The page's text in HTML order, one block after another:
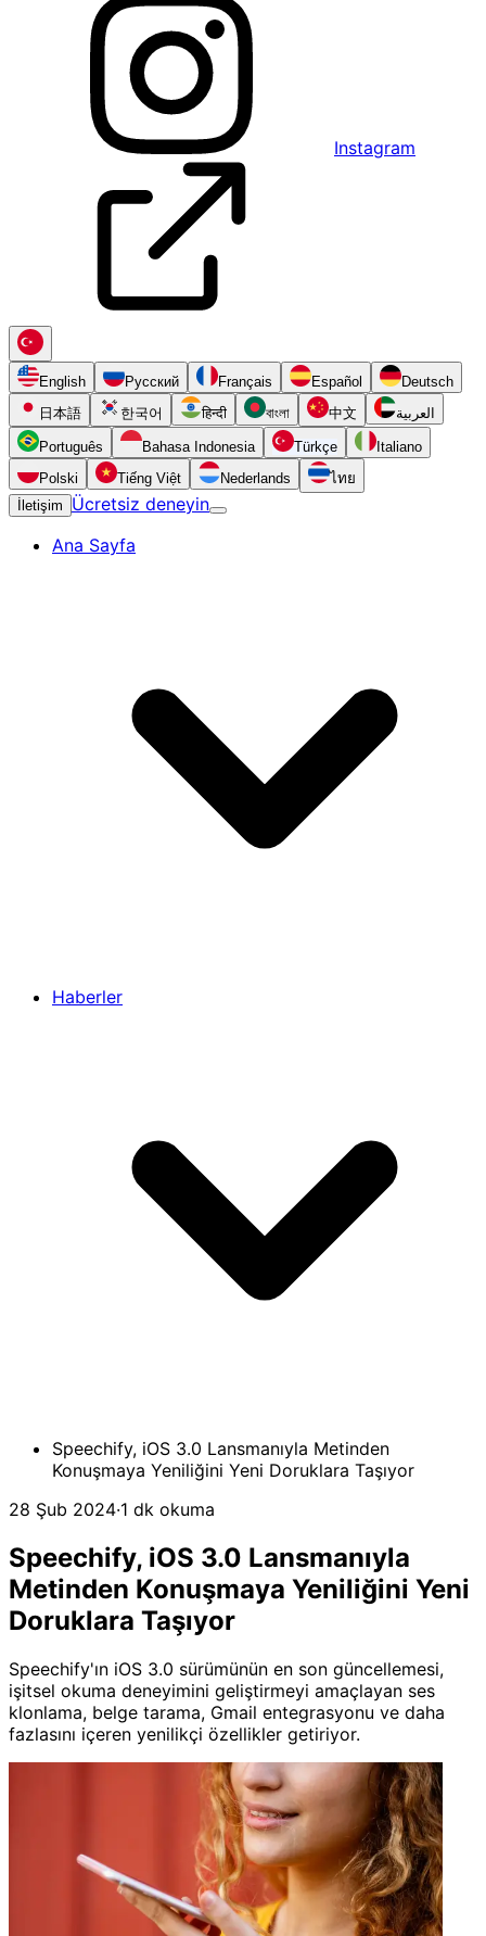
Instagram
English Русский Français Español
Deutsch
日本語
한국어 हिन्दी বাংলা 中文 العربية
Português Bahasa Indonesia Türkçe
Italiano
Polski
Tiếng Việt Nederlands
ไทย
İletişim
Ücretsiz deneyin
Ana Sayfa
Haberler
Speechify, iOS 3.0 Lansmanıyla Metinden
Konuşmaya Yeniliğini Yeni Doruklara Taşıyor
28 Şub 2024·1 dk okuma
Speechify, iOS 3.0 Lansmanıyla
Metinden Konuşmaya Yeniliğini Yeni
Doruklara Taşıyor
Speechify'ın iOS 3.0 sürümünün en son güncellemesi,
işitsel okuma deneyimini geliştirmeyi amaçlayan ses
klonlama, belge tarama, Gmail entegrasyonu ve daha
fazlasını içeren yenilikçi özellikler getiriyor.